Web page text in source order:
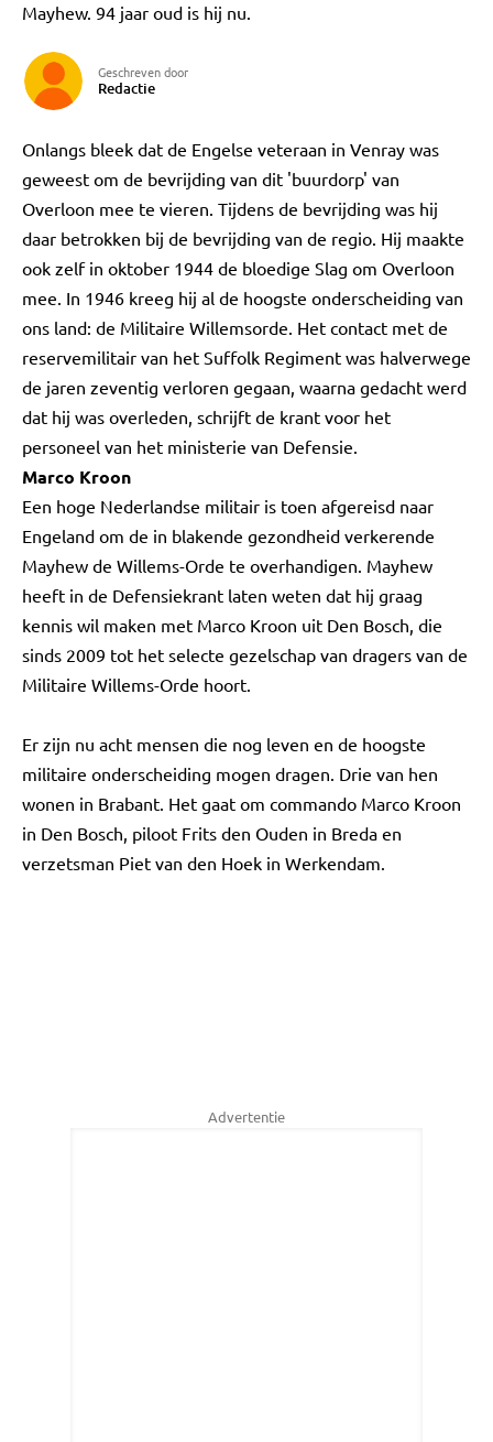
Mayhew. 94 jaar oud is hij nu.
Geschreven door
Redactie
Onlangs bleek dat de Engelse veteraan in Venray was
geweest om de bevrijding van dit 'buurdorp' van
Overloon mee te vieren. Tijdens de bevrijding was hij
daar betrokken bij de bevrijding van de regio. Hij maakte
ook zelf in oktober 1944 de bloedige Slag om Overloon
mee. In 1946 kreeg hij al de hoogste onderscheiding van
ons land: de Militaire Willemsorde. Het contact met de
reservemilitair van het Suffolk Regiment was halverwege
de jaren zeventig verloren gegaan, waarna gedacht werd
dat hij was overleden, schrijft de krant voor het
personeel van het ministerie van Defensie.
Marco Kroon
Een hoge Nederlandse militair is toen afgereisd naar
Engeland om de in blakende gezondheid verkerende
Mayhew de Willems-Orde te overhandigen. Mayhew
heeft in de Defensiekrant laten weten dat hij graag
kennis wil maken met Marco Kroon uit Den Bosch, die
sinds 2009 tot het selecte gezelschap van dragers van de
Militaire Willems-Orde hoort.
Er zijn nu acht mensen die nog leven en de hoogste
militaire onderscheiding mogen dragen. Drie van hen
wonen in Brabant. Het gaat om commando Marco Kroon
in Den Bosch, piloot Frits den Ouden in Breda en
verzetsman Piet van den Hoek in Werkendam.
Advertentie